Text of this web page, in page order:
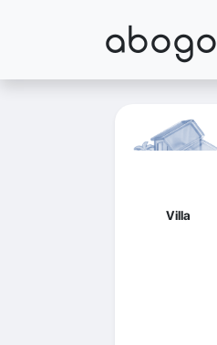
abogo
Villa